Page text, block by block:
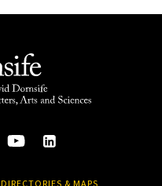
DIRECTORIES & MAPS